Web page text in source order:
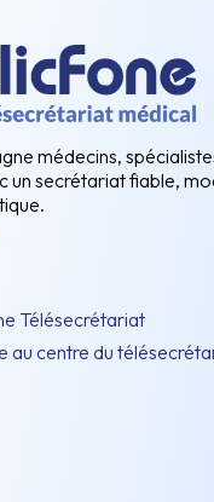
médecins,
un secrétariat fiable,
Télésecrétariat
au centre du